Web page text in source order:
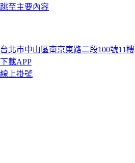
跳至主要內容
台北市中山區南京東路二段100號11樓
下載APP
線上掛號